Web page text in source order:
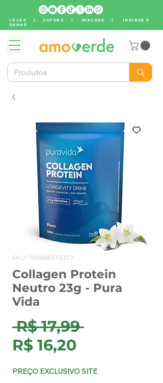
LOJAS | CUPONS |ATACADO | INDIQUE E
GANHE
SKU: 7898661013377
Collagen Protein
Neutro 23g - Pura
Vida
R$ 17,99 Preço
R$ 16,20Preço
PREÇO EXCLUSIVO SITE